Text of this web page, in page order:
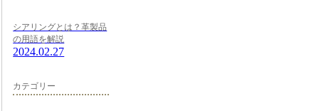
シアリングとは？革製品
の用語を解説
2024.02.27
カテゴリー